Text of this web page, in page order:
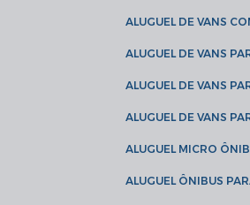
ALUGUEL DE VANS
ALUGUEL DE VANS
ALUGUEL DE VANS
ALUGUEL DE VANS
ALUGUEL MICRO
ALUGUEL ÔNIBUS